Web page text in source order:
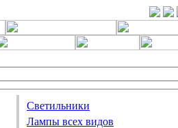
Светильники
Лампы всех видов